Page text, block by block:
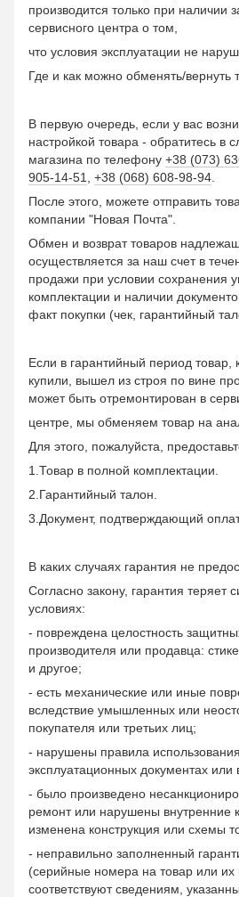
производится только при наличии
сервисного центра о том,
что условия эксплуатации не
Где и как можно обменять/вернуть
В первую очередь, если у вас
настройкой товара - обратитесь в
магазина по телефону +38 (073)
905-14-51
+38 (068) 608-98-94
После этого, можете отправить
компании "Новая Почта".
Обмен и возврат товаров
осуществляется за наш счет в
продажи при условии сохранения
комплектации и наличии
факт покупки (чек, гарантийный
Если в гарантийный период товар,
купили, вышел из строя по вине
может быть отремонтирован в
центре, мы обменяем товар на
Для этого, пожалуйста,
1.Товар в полной комплектации.
2.Гарантийный талон.
3.Документ, подтверждающий
В каких случаях гарантия не
Согласно закону, гарантия теряет
условиях:
- повреждена целостность
производителя или продавца:
и другое;
- есть механические или иные
вследствие умышленных или
покупателя или третьих лиц;
- нарушены правила
эксплуатационных документах или
- было произведено
ремонт или нарушены внутренние
изменена конструкция или схемы
- неправильно заполненный
(серийные номера на товар или их
соответствуют сведениям,